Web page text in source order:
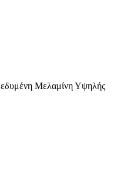
Μελαμίνη Υψηλής